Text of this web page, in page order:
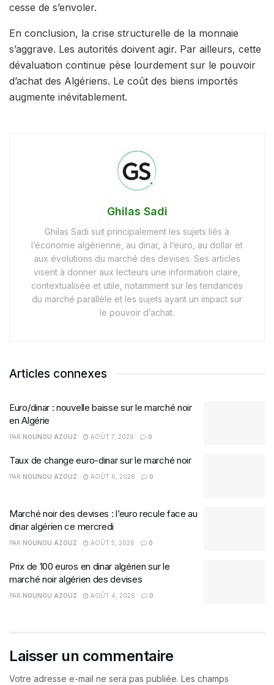
cesse de s’envoler.
En conclusion, la crise structurelle de la monnaie
s’aggrave. Les autorités doivent agir. Par ailleurs, cette
dévaluation continue pèse lourdement sur le pouvoir
d’achat des Algériens. Le coût des biens importés
augmente inévitablement.
Ghilas Sadi
Ghilas Sadi suit principalement les sujets liés à
l’économie algérienne, au dinar, à l’euro, au dollar et
aux évolutions du marché des devises. Ses articles
visent à donner aux lecteurs une information claire,
contextualisée et utile, notamment sur les tendances
du marché parallèle et les sujets ayant un impact sur
le pouvoir d’achat.
Articles connexes
Euro/dinar : nouvelle baisse sur le marché noir
en Algérie
PAR NOUNOU AZOUZ AOÛT 7, 2026 0
Taux de change euro-dinar sur le marché noir
PAR NOUNOU AZOUZ AOÛT 6, 2026 0
Marché noir des devises : l’euro recule face au
dinar algérien ce mercredi
PAR NOUNOU AZOUZ AOÛT 5, 2026 0
Prix de 100 euros en dinar algérien sur le
marché noir algérien des devises
PAR NOUNOU AZOUZ AOÛT 4, 2026 0
Laisser un commentaire
Votre adresse e-mail ne sera pas publiée. Les champs